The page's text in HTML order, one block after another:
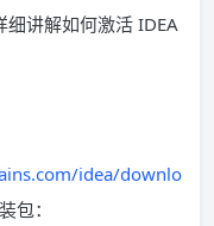
讲解如何激活 IDEA
idea/downlo
包：